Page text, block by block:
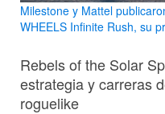
Milestone y Mattel
WHEELS Infinite Rush, su
Rebels of the Solar
estrategia y carreras
roguelike